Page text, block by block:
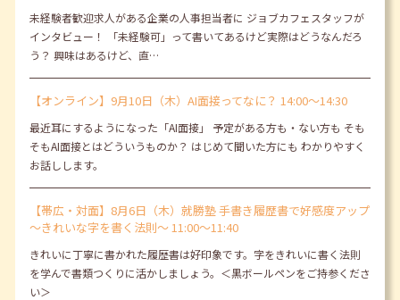
未経験者歓迎求人がある企業の人事担当者に ジョブカフェスタッフが
インタビュー！ 「未経験可」って書いてあるけど実際はどうなんだろ
う？ 興味はあるけど、直…
【オンライン】9月10日（木）AI面接ってなに？ 14:00～14:30
最近耳にするようになった「AI面接」 予定がある方も・ない方も そも
そもAI面接とはどういうものか？ はじめて聞いた方にも わかりやすく
お話しします。
【帯広・対面】8月6日（木）就勝塾 手書き履歴書で好感度アップ
～きれいな字を書く法則～ 11:00～11:40
きれいに丁寧に書かれた履歴書は好印象です。字をきれいに書く法則
を学んで書類つくりに活かしましょう。＜黒ボールペンをご持参くださ
い＞